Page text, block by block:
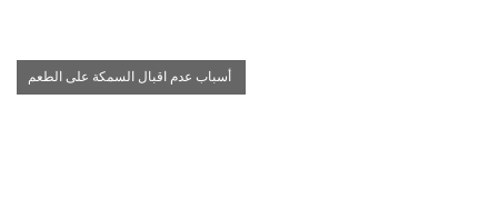
أسباب عدم اقبال السمكة على الطعم